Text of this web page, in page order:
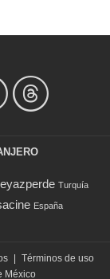
Turquía
España
Términos de uso
México